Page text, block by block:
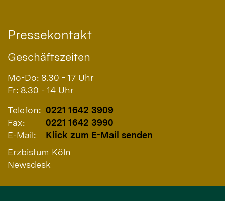
Pressekontakt
Geschäftszeiten
Mo-Do: 8.30 - 17 Uhr
Fr: 8.30 - 14 Uhr
Telefon: 0221 1642 3909
Fax:
0221 1642 3990
E-Mail:
Klick zum E-Mail senden
Erzbistum Köln
Newsdesk